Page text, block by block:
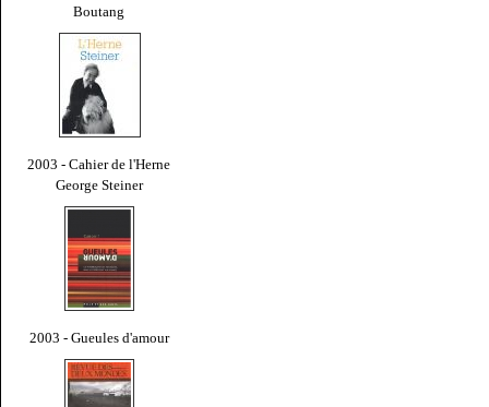
Boutang
2003 - Cahier de l'Herne
George Steiner
2003 - Gueules d'amour